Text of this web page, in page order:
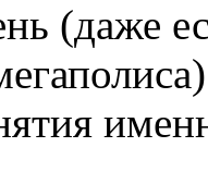
(даже